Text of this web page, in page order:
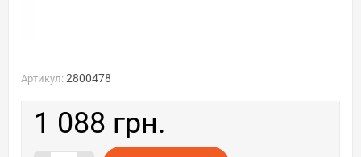
Артикул: 2800478
1 088 грн.